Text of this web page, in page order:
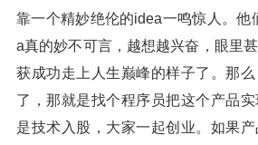
靠一个精妙绝伦的idea一鸣惊人。他
a真的妙不可言，越想越兴奋，眼里
获成功走上人生巅峰的样子了。那
了，那就是找个程序员把这个产品
是技术入股，大家一起创业。如果